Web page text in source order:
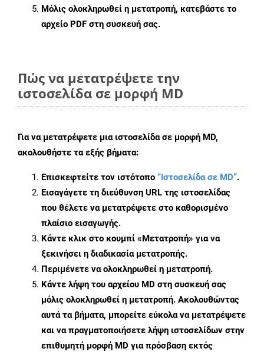
Μόλις ολοκληρωθεί η μετατροπή, κατεβάστε το
αρχείο PDF στη συσκευή σας.
Πώς να μετατρέψετε την
ιστοσελίδα σε μορφή MD
Για να μετατρέψετε μια ιστοσελίδα σε μορφή MD,
ακολουθήστε τα εξής βήματα:
Επισκεφτείτε τον ιστότοπο “Ιστοσελίδα σε MD”.
Εισαγάγετε τη διεύθυνση URL της ιστοσελίδας
που θέλετε να μετατρέψετε στο καθορισμένο
πλαίσιο εισαγωγής.
Κάντε κλικ στο κουμπί «Μετατροπή» για να
ξεκινήσει η διαδικασία μετατροπής.
Περιμένετε να ολοκληρωθεί η μετατροπή.
Κάντε λήψη του αρχείου MD στη συσκευή σας
μόλις ολοκληρωθεί η μετατροπή. Ακολουθώντας
αυτά τα βήματα, μπορείτε εύκολα να μετατρέψετε
και να πραγματοποιήσετε λήψη ιστοσελίδων στην
επιθυμητή μορφή MD για πρόσβαση εκτός